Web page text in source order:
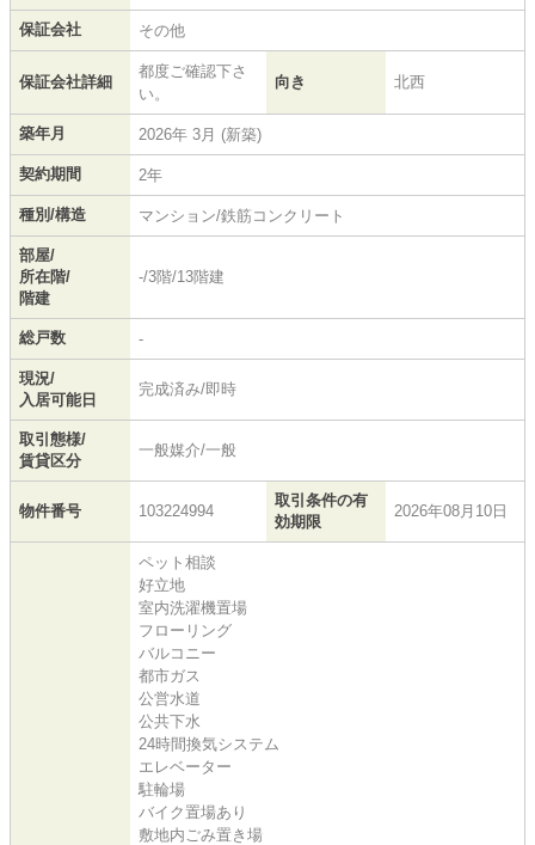
保証会社 その他
保証会社詳細
都度ご確認下さ
い。
向き 北西
築年月 2026年 3月 (新築)
契約期間 2年
種別/構造 マンション/鉄筋コンクリート
部屋/
所在階/
階建
-/3階/13階建
総戸数 -
現況/
入居可能日
完成済み/即時
取引態様/
賃貸区分
一般媒介/一般
物件番号 103224994
取引条件の有
効期限
2026年08月10日
ペット相談
好立地
室内洗濯機置場
フローリング
バルコニー
都市ガス
公営水道
公共下水
24時間換気システム
エレベーター
駐輪場
バイク置場あり
敷地内ごみ置き場